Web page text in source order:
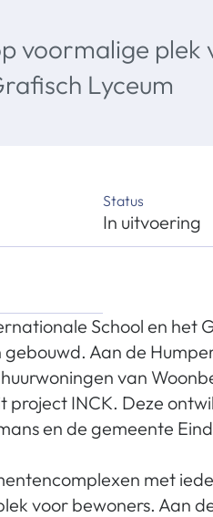
voormalige plek
Lyceum
Status
In uitvoering
School en het
Aan de
van
project INCK. Deze
en de gemeente
met
voor bewoners. Aan